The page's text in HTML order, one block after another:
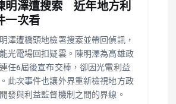
明澤遭搜索 近年地方利
一次看
澤遭橋頭地檢署搜索並帶回偵訊，
光電場回扣疑雲。陳明澤為高雄政
任6屆後宣布交棒，卻因光電利益
此次事件也讓外界重新檢視地方政
發與利益監督機制之間的界線。